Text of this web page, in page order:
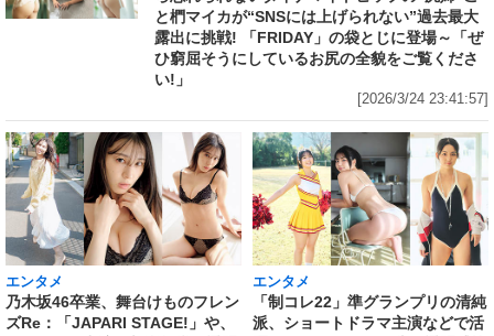
と椚マイカが“SNSには上げられない”過去最大
露出に挑戦! 「FRIDAY」の袋とじに登場～「ぜ
ひ窮屈そうにしているお尻の全貌をご覧くださ
い!」
[2026/3/24 23:41:57]
エンタメ
乃木坂46卒業、舞台けものフレン
ズRe：「JAPARI STAGE!」や、
エンタメ
「制コレ22」準グランプリの清純
派、ショートドラマ主演などで活